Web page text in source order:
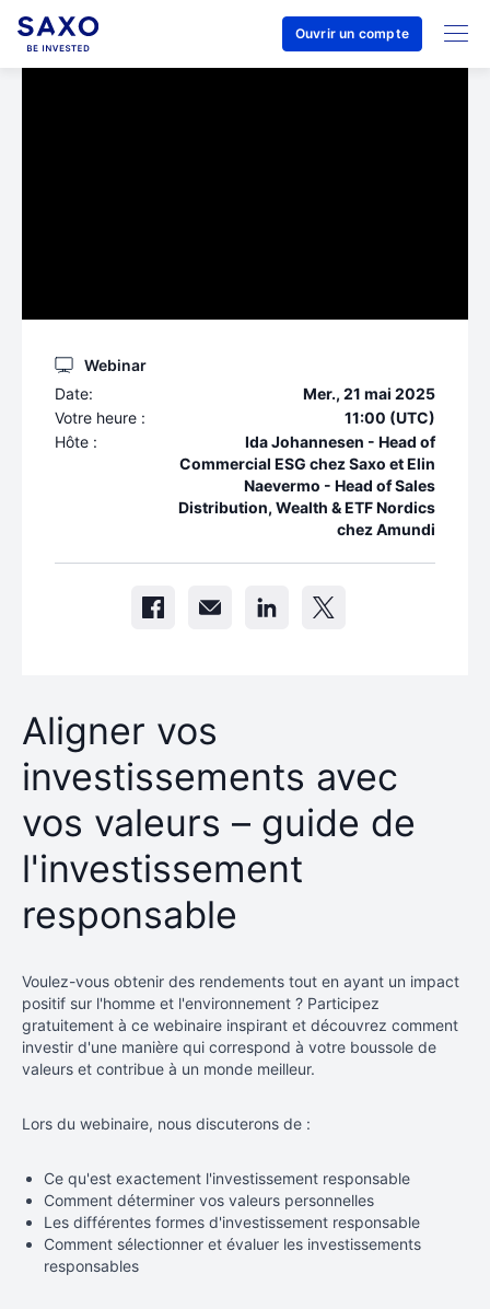
Ouvrir un compte
Webinar
Date:
Mer., 21 mai 2025
Votre heure :
11:00 (UTC)
Hôte :
Ida Johannesen - Head of
Commercial ESG chez Saxo et Elin
Naevermo - Head of Sales
Distribution, Wealth & ETF Nordics
chez Amundi
Aligner vos
investissements avec
vos valeurs – guide de
l'investissement
responsable
Voulez-vous obtenir des rendements tout en ayant un impact
positif sur l'homme et l'environnement ? Participez
gratuitement à ce webinaire inspirant et découvrez comment
investir d'une manière qui correspond à votre boussole de
valeurs et contribue à un monde meilleur.
Lors du webinaire, nous discuterons de :
Ce qu'est exactement l'investissement responsable
Comment déterminer vos valeurs personnelles
Les différentes formes d'investissement responsable
Comment sélectionner et évaluer les investissements
responsables